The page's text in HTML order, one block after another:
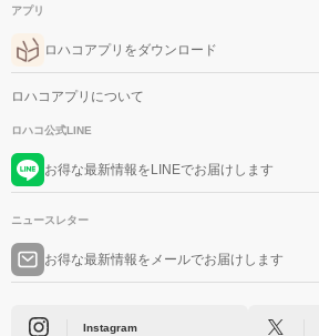
アプリ
ロハコアプリをダウンロード
ロハコアプリについて
ロハコ公式LINE
お得な最新情報をLINEでお届けします
ニュースレター
お得な最新情報をメールでお届けします
Instagram